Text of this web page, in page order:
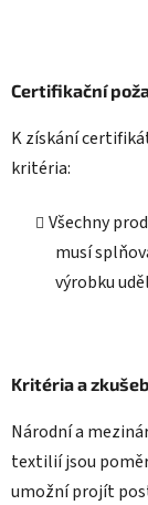
Certifikační
K získání
kritéria:
Všechny
musí
výrobku
Kritéria a
Národní a
textilií jsou
umožní projít